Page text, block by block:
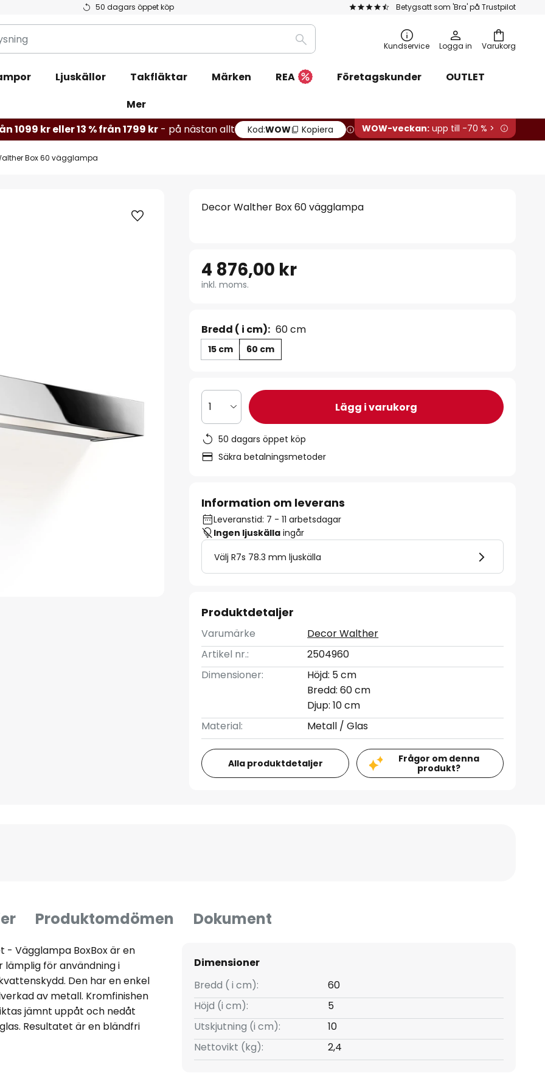
50 dagars öppet köp Betygsatt som 'Bra' på Trustpilot
Varukorg
Sök Kundservice Logga in
Ljuskällor Takfläktar Märken REA Företagskunder
OUTLET
Mer
1099 kr eller 13 % från 1799 kr - på nästan allt Kod:WOW Kopiera WOW-veckan: upp till -70 % >
Box 60 vägglampa
Decor Walther Box 60 vägglampa
4 876,00 kr
inkl. moms.
Bredd ( i cm): 60 cm
15 cm 60 cm
1 Lägg i varukorg
50 dagars öppet köp
Säkra betalningsmetoder
Information om leverans
Leveranstid: 7 - 11 arbetsdagar
Ingen ljuskälla ingår
Välj R7s 78.3 mm ljuskälla
Produktdetaljer
Varumärke
Decor Walther
Artikel nr.:
2504960
Dimensioner:
Höjd: 5 cm
Bredd: 60 cm
Djup: 10 cm
Material:
Metall / Glas
Alla produktdetaljer
Frågor om denna
produkt?
Produktomdömen Dokument
- Vägglampa BoxBox är en
lämplig för användning i
Den har en enkel
av metall. Kromfinishen
jämnt uppåt och nedåt
Resultatet är en bländfri
Dimensioner
Bredd ( i cm):
60
Höjd (i cm):
5
Utskjutning (i cm):
10
Nettovikt (kg):
2,4